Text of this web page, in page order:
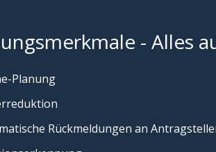
- Alles
Planung
Rückmeldungen an